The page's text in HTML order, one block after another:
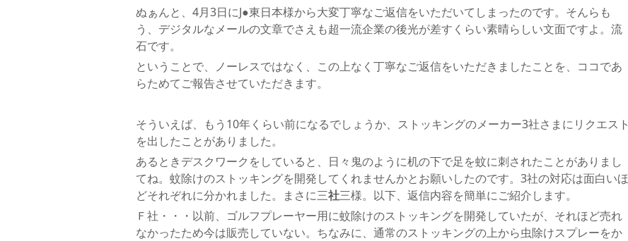
ぬぁんと、4月3日にJ●東日本様から大変丁寧なご返信をいただいてしまったのです。そんらも
う、デジタルなメールの文章でさえも超一流企業の後光が差すくらい素晴らしい文面ですよ。流
石です。
ということで、ノーレスではなく、この上なく丁寧なご返信をいただきましたことを、ココであ
らためてご報告させていただきます。
そういえば、もう10年くらい前になるでしょうか、ストッキングのメーカー3社さまにリクエスト
を出したことがありました。
あるときデスクワークをしていると、日々鬼のように机の下で足を蚊に刺されたことがありまし
てね。蚊除けのストッキングを開発してくれませんかとお願いしたのです。3社の対応は面白いほ
どそれぞれに分かれました。まさに三社三様。以下、返信内容を簡単にご紹介します。
Ｆ社・・・以前、ゴルフプレーヤー用に蚊除けのストッキングを開発していたが、それほど売れ
なかったため今は販売していない。ちなみに、通常のストッキングの上から虫除けスプレーをか